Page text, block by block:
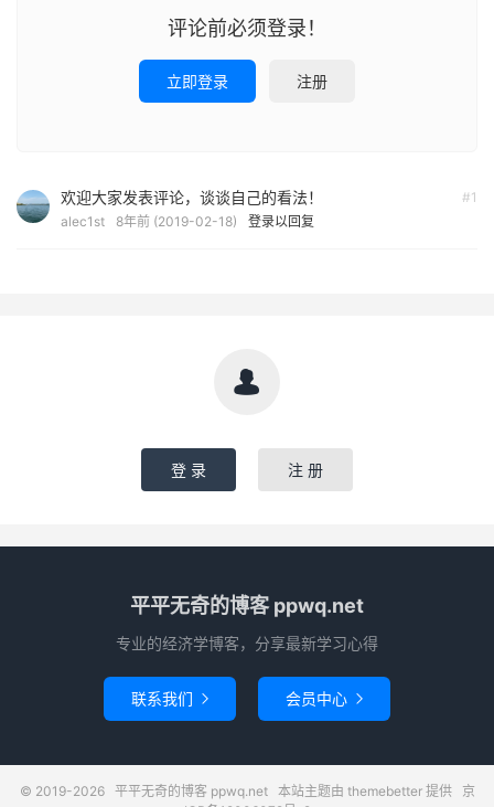
评论前必须登录！
立即登录 注册
#1
欢迎大家发表评论，谈谈自己的看法！
alec1st 8年前 (2019-02-18) 登录以回复

登 录 注 册
平平无奇的博客 ppwq.net
专业的经济学博客，分享最新学习心得
联系我们  会员中心 
© 2019-2026 平平无奇的博客 ppwq.net本站主题由 themebetter提供 京